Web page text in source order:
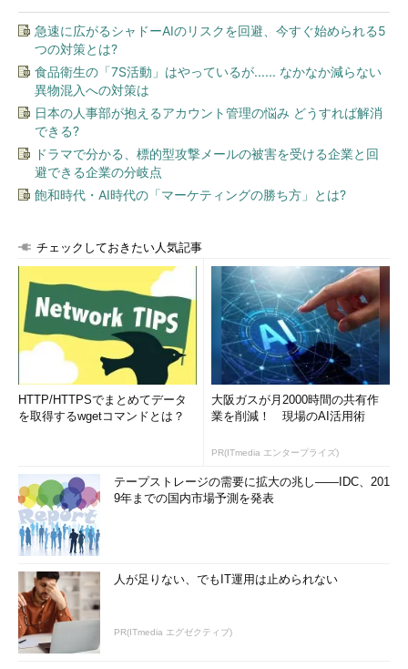
急速に広がるシャドーAIのリスクを回避、今すぐ始められる5
つの対策とは?
食品衛生の「7S活動」はやっているが...... なかなか減らない
異物混入への対策は
日本の人事部が抱えるアカウント管理の悩み どうすれば解消
できる?
ドラマで分かる、標的型攻撃メールの被害を受ける企業と回
避できる企業の分岐点
飽和時代・AI時代の「マーケティングの勝ち方」とは?
チェックしておきたい人気記事
HTTP/HTTPSでまとめてデータ
を取得するwgetコマンドとは？
大阪ガスが月2000時間の共有作
業を削減！ 現場のAI活用術
PR(ITmedia エンタープライズ)
テープストレージの需要に拡大の兆し――IDC、201
9年までの国内市場予測を発表
人が足りない、でもIT運用は止められない
PR(ITmedia エグゼクティブ)